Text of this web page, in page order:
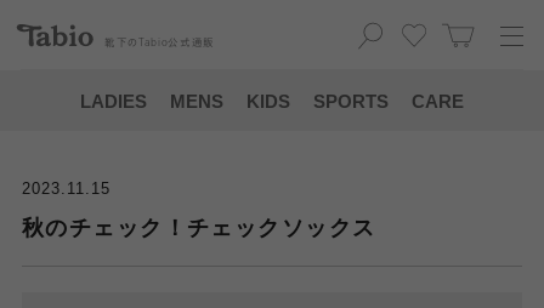
靴下の Tabio 公式通販
LADIES MENS KIDS SPORTS CARE
2023.11.15
秋のチェック！チェックソックス